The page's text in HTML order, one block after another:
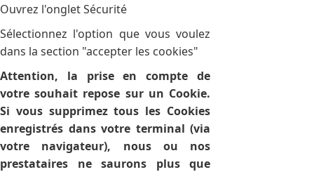
Ouvrez l'onglet Sécurité
Sélectionnez l'option que vous voulez
dans la section "accepter les cookies"
Attention, la prise en compte de
votre souhait repose sur un Cookie.
Si vous supprimez tous les Cookies
enregistrés dans votre terminal (via
votre navigateur), nous ou nos
prestataires ne saurons plus que